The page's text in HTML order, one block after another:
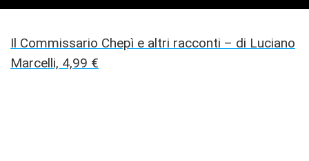
Il Commissario Chepì e altri racconti – di Luciano
Marcelli, 4,99 €